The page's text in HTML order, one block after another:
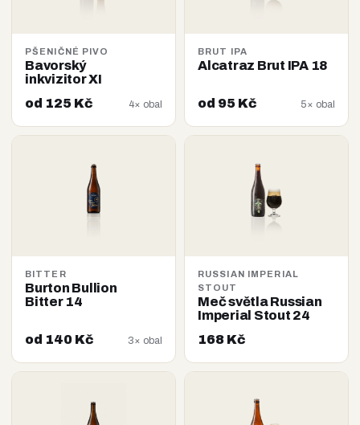
PŠENIČNÉ PIVO
Bavorský
inkvizitor XI
od 125 Kč
4× obal
BRUT IPA
Alcatraz Brut IPA 18
od 95 Kč 5× obal
BITTER
Burton Bullion
Bitter 14
od 140 Kč 3× obal
RUSSIAN IMPERIAL
STOUT
Meč světla Russian
Imperial Stout 24
168 Kč